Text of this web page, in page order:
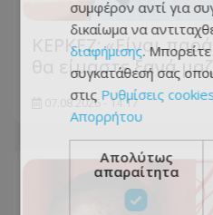
ΚΕΡΚΕΖ: «Είναι
θα είμαστε ξανά
07.08.2026 - 14:17
συμφέρον αντί για
δικαίωμα να
διαφήμισης.
συγκατάθεσή σας
στις Ρυθμίσεις
Απορρήτου
Απολύτως
απαραίτητα